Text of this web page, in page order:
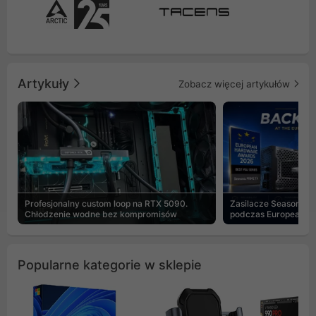
Artykuły Zobacz więcej artykułów
Profesjonalny custom loop na RTX 5090.
Chłodzenie wodne bez kompromisów
Zasilacze Seasonic
podczas European
Popularne kategorie w sklepie